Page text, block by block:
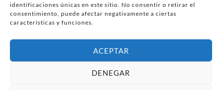
identificaciones únicas en este sitio. No consentir o retirar el
consentimiento, puede afectar negativamente a ciertas
características y funciones.
ACEPTAR
DENEGAR
Agenda de eventos y planes en el Bierzo. información,
ocio, cultura y gastronomía en Ponferrada y la
© PonferradaHoy.com desde 2015 - | Magazine de ocio en la
comarca del Bierzo